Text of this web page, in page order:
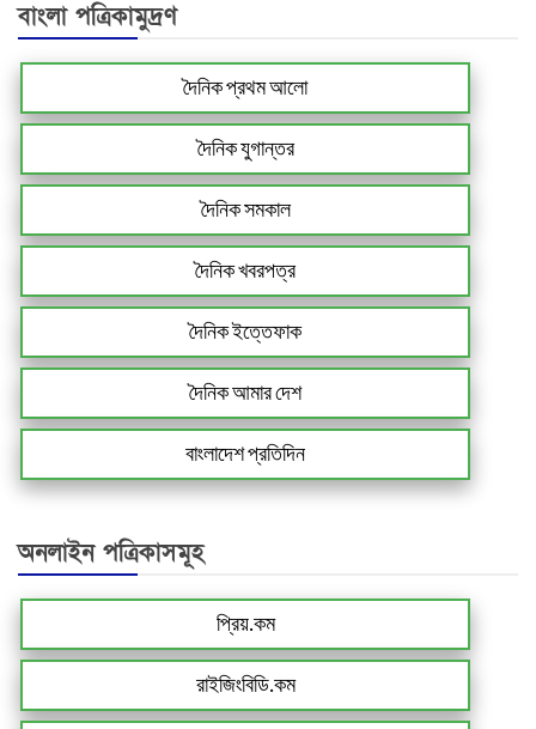
বাংলা পত্রিকামুদ্রণ
দৈনিক প্রথম আলো
দৈনিক যুগান্তর
দৈনিক সমকাল
দৈনিক খবরপত্র
দৈনিক ইত্তেফাক
দৈনিক আমার দেশ
বাংলাদেশ প্রতিদিন
অনলাইন পত্রিকাসমূহ
প্রিয়.কম
রাইজিংবিডি.কম